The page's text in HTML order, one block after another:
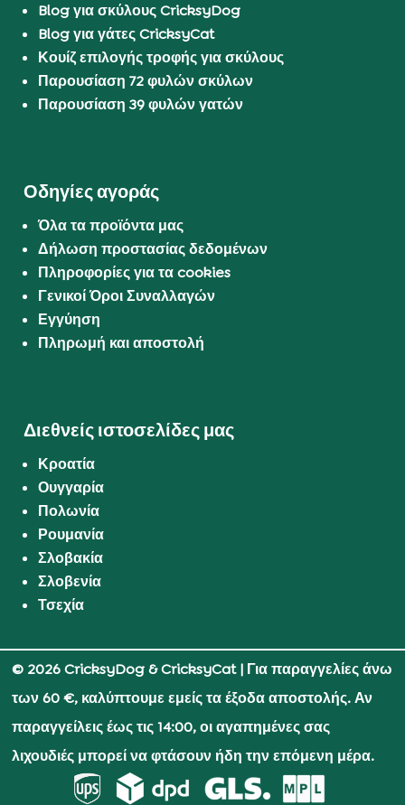
Blog για σκύλους CricksyDog
Blog για γάτες CricksyCat
Κουίζ επιλογής τροφής για σκύλους
Παρουσίαση 72 φυλών σκύλων
Παρουσίαση 39 φυλών γατών
Οδηγίες αγοράς
Όλα τα προϊόντα μας
Δήλωση προστασίας δεδομένων
Πληροφορίες για τα cookies
Γενικοί Όροι Συναλλαγών
Εγγύηση
Πληρωμή και αποστολή
Διεθνείς ιστοσελίδες μας
Κροατία
Ουγγαρία
Πολωνία
Ρουμανία
Σλοβακία
Σλοβενία
Τσεχία
© 2026 CricksyDog & CricksyCat| Για παραγγελίες άνω
των 60 €, καλύπτουμε εμείς τα έξοδα αποστολής. Αν
παραγγείλεις έως τις 14:00, οι αγαπημένες σας
λιχουδιές μπορεί να φτάσουν ήδη την επόμενη μέρα.